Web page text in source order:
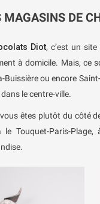
MAGASINS DE
Diot, c’est un
à domicile. Mais, ce
Buissière ou encore
dans le centre-ville.
êtes plutôt du côté
le Touquet-Paris-